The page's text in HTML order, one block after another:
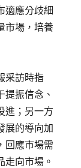
適應分歧細
市場，培養
采訪時指
振信念、
進；另一方
展的導向加
回應市場需
走向市場。